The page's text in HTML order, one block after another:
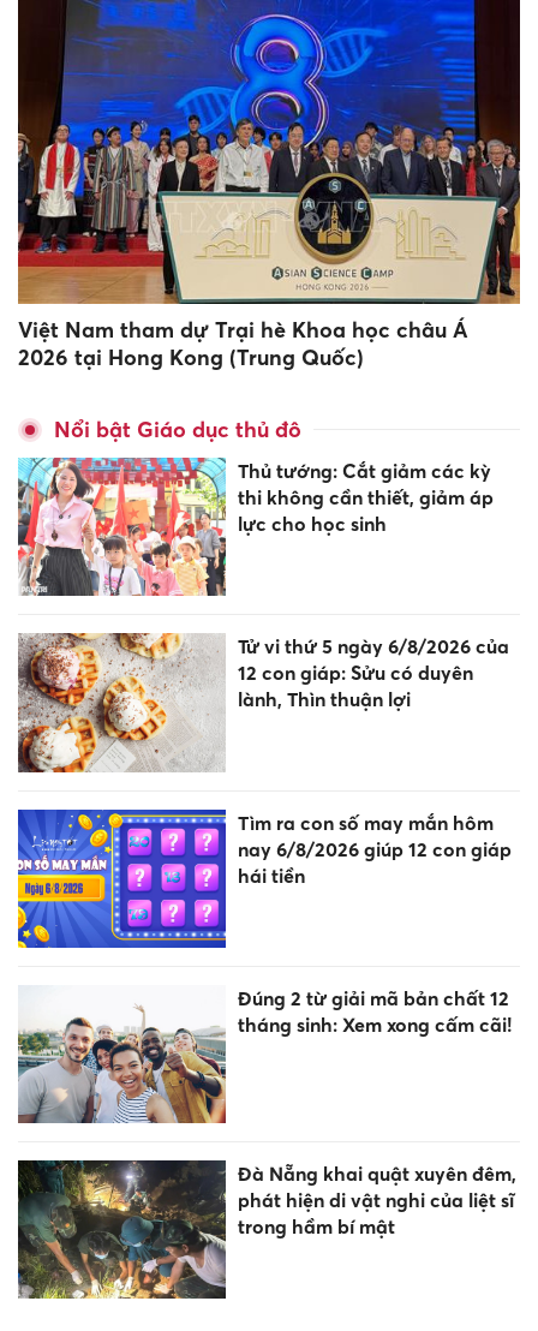
Việt Nam tham dự Trại hè Khoa học châu Á
2026 tại Hong Kong (Trung Quốc)
Nổi bật Giáo dục thủ đô
Thủ tướng: Cắt giảm các kỳ
thi không cần thiết, giảm áp
lực cho học sinh
Tử vi thứ 5 ngày 6/8/2026 của
12 con giáp: Sửu có duyên
lành, Thìn thuận lợi
Tìm ra con số may mắn hôm
nay 6/8/2026 giúp 12 con giáp
hái tiền
Đúng 2 từ giải mã bản chất 12
tháng sinh: Xem xong cấm cãi!
Đà Nẵng khai quật xuyên đêm,
phát hiện di vật nghi của liệt sĩ
trong hầm bí mật